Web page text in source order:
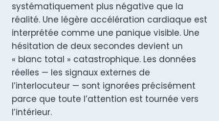
systématiquement plus négative que la
réalité. Une légère accélération cardiaque est
interprétée comme une panique visible. Une
hésitation de deux secondes devient un
« blanc total » catastrophique. Les données
réelles — les signaux externes de
l’interlocuteur — sont ignorées précisément
parce que toute l’attention est tournée vers
l’intérieur.